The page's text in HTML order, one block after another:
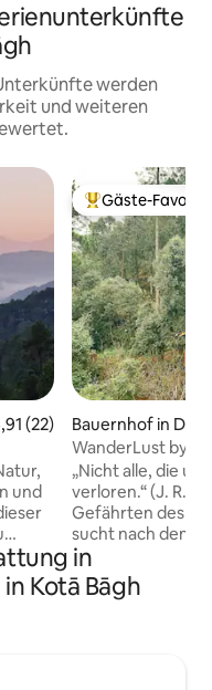
werden
und weiteren
Bewertung:
(22)
und
Beliebter Gäste-
Gäste-Favorit
Bauernhof in
WanderLust by
„Nicht alle, die
verloren.“ (J. R. R.
Gefährten des Rings“) Jeder
sucht nach dem
seiner
und nah und
Vertrauten
in
Kotā Bāgh